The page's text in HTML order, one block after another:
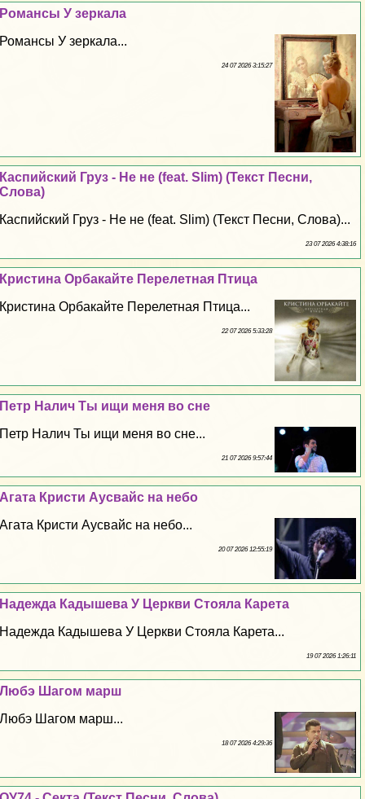
Романсы У зеркала
Романсы У зеркала...
24 07 2026 3:15:27
Каспийский Груз - Не не (feat. Slim) (Текст Песни,
Слова)
Каспийский Груз - Не не (feat. Slim) (Текст Песни, Слова)...
23 07 2026 4:38:16
Кристина Орбакайте Перелетная Птица
Кристина Орбакайте Перелетная Птица...
22 07 2026 5:33:28
Петр Налич Ты ищи меня во сне
Петр Налич Ты ищи меня во сне...
21 07 2026 9:57:44
Агата Кристи Аусвайс на небо
Агата Кристи Аусвайс на небо...
20 07 2026 12:55:19
Надежда Кадышева У Церкви Стояла Карета
Надежда Кадышева У Церкви Стояла Карета...
19 07 2026 1:26:11
Любэ Шагом марш
Любэ Шагом марш...
18 07 2026 4:29:36